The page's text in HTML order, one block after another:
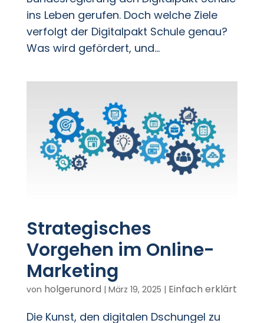
ins Leben gerufen. Doch welche Ziele
verfolgt der Digitalpakt Schule genau?
Was wird gefördert, und...
Strategisches
Vorgehen im Online-
Marketing
von holgerunord | März 19, 2025 | Einfach erklärt
Die Kunst, den digitalen Dschungel zu